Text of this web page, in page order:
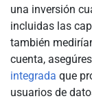
una inversión
incluidas las
también
cuenta,
integrada que
usuarios de